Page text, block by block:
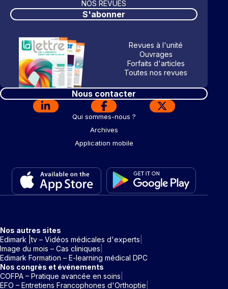
NOS REVUES
S'abonner
Revues à l'unité
Ouvrages
Forfaits d'articles
Toutes nos revues
Nous contacter
Qui sommes-nous ?
Archives
Application mobile
Nos autres sites
Edimark |tv – Vidéos médicales d'experts
Image du mois – Cas cliniques
Edimark Formation – E-learning médical DPC
Nos congrès et événements
COFPA – Pratique avancée en soins
EFO – Entretiens Francophones d'Orthoptie